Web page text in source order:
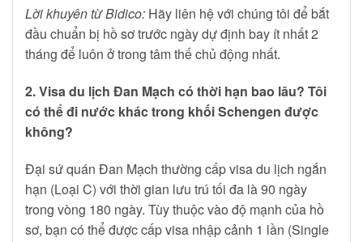
Lời khuyên từ Bidico: Hãy liên hệ với chúng tôi để bắt
đầu chuẩn bị hồ sơ trước ngày dự định bay ít nhất 2
tháng để luôn ở trong tâm thế chủ động nhất.
2. Visa du lịch Đan Mạch có thời hạn bao lâu? Tôi
có thể đi nước khác trong khối Schengen được
không?
Đại sứ quán Đan Mạch thường cấp visa du lịch ngắn
hạn (Loại C) với thời gian lưu trú tối đa là 90 ngày
trong vòng 180 ngày. Tùy thuộc vào độ mạnh của hồ
sơ, bạn có thể được cấp visa nhập cảnh 1 lần (Single